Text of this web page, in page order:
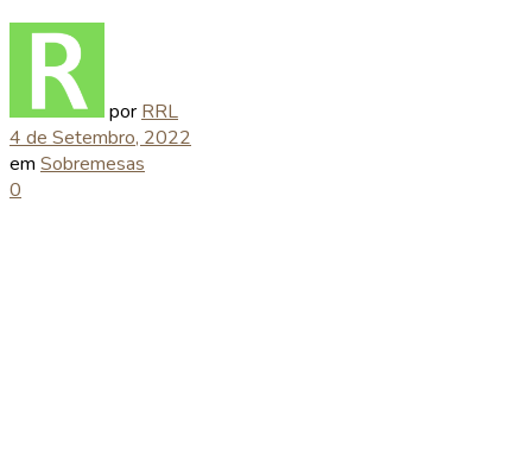
por RRL
4 de Setembro, 2022
em Sobremesas
0